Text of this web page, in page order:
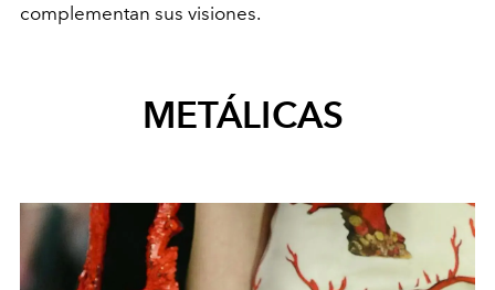
complementan sus visiones.
METÁLICAS